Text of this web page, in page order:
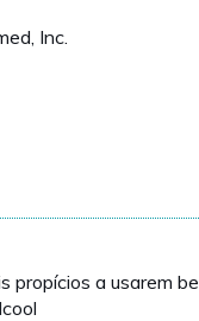
Inc.
propícios a usarem